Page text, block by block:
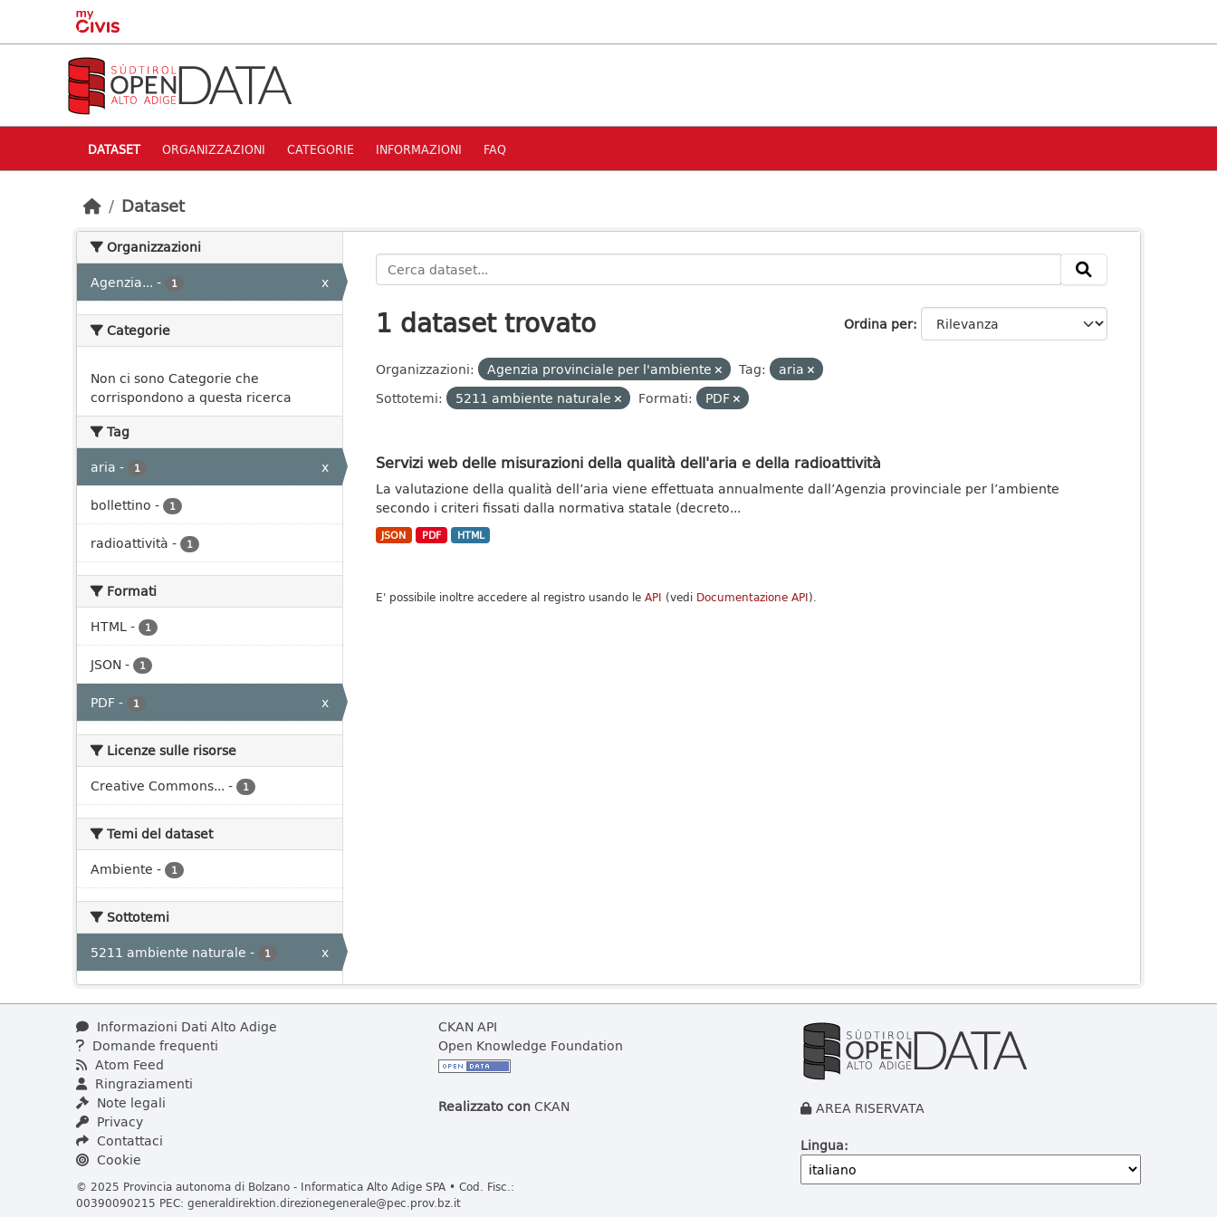
Skip to main content
DATASET ORGANIZZAZIONI CATEGORIE INFORMAZIONI FAQ
Dataset
Organizzazioni
Agenzia... - 1 x
Categorie
Non ci sono Categorie che
corrispondono a questa ricerca
Tag
aria - 1
x
bollettino - 1
radioattività - 1
Formati
HTML- 1
JSON - 1
PDF- 1 x
Licenze sulle risorse
Creative Commons... - 1
Temi del dataset
Ambiente - 1
Sottotemi
5211 ambiente naturale - 1 x
Ordina per
1 dataset trovato
Organizzazioni: Agenzia provinciale per l'ambiente Tag:
aria
Sottotemi:
5211 ambiente naturale Formati: PDF
Servizi web delle misurazioni della qualità dell'aria e della radioattività
La valutazione della qualità dell’aria viene effettuata annualmente dall’Agenzia provinciale per l’ambiente
secondo i criteri fissati dalla normativa statale (decreto...
JSON PDF HTML
E' possibile inoltre accedere al registro usando le API (vedi Documentazione API).
Informazioni Dati Alto Adige
Domande frequenti
Atom Feed
Ringraziamenti
Note legali
Privacy
Contattaci
Cookie
© 2025 Provincia autonoma di Bolzano - Informatica Alto Adige SPA • Cod. Fisc.:
00390090215 PEC: generaldirektion.direzionegenerale@pec.prov.bz.it
CKAN API
Open Knowledge Foundation
Realizzato conCKAN
AREA RISERVATA
Lingua